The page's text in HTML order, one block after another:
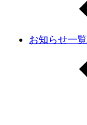
お知らせ一覧